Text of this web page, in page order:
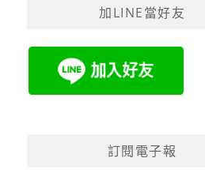
加LINE當好友
訂閱電子報